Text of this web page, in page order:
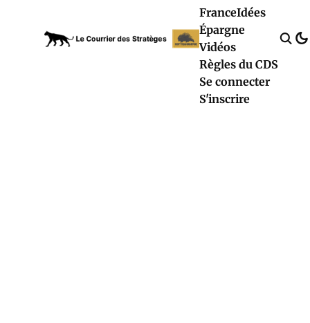
FranceIdées
Épargne
Vidéos
Règles du CDS
Se connecter
S'inscrire